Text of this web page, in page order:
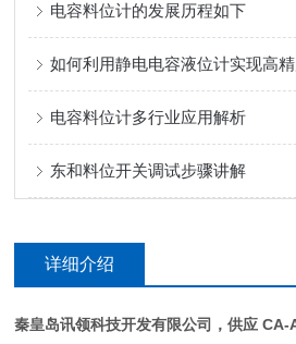
电容料位计的发展历程如下
如何利用静电电容液位计实现高
电容料位计多行业应用解析
东和料位开关调试步骤讲解
详细介绍
秦皇岛讯领科技开发有限公司，供应